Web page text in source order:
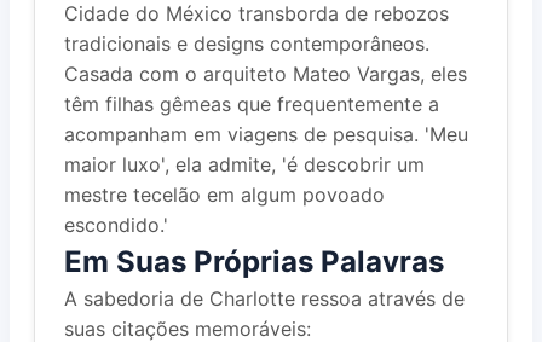
Cidade do México transborda de rebozos
tradicionais e designs contemporâneos.
Casada com o arquiteto Mateo Vargas, eles
têm filhas gêmeas que frequentemente a
acompanham em viagens de pesquisa. 'Meu
maior luxo', ela admite, 'é descobrir um
mestre tecelão em algum povoado
escondido.'
Em Suas Próprias Palavras
A sabedoria de Charlotte ressoa através de
suas citações memoráveis: